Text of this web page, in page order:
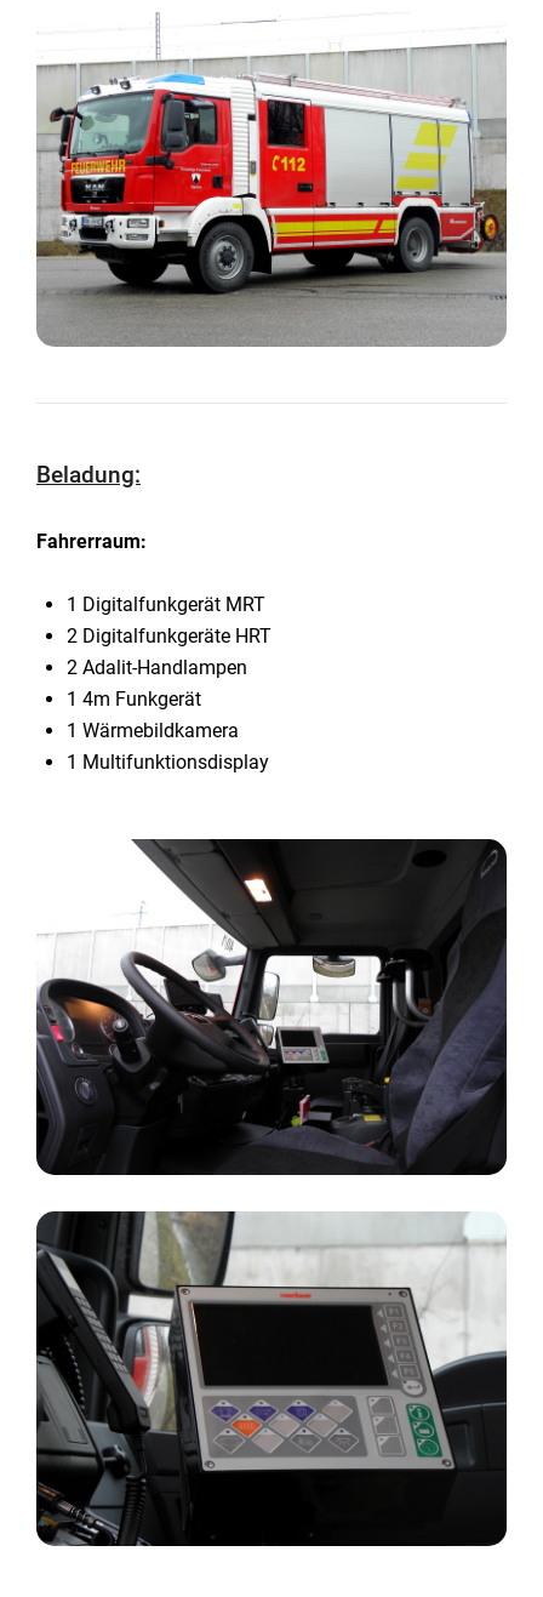
Beladung:
Fahrerraum:
1 Digitalfunkgerät MRT
2 Digitalfunkgeräte HRT
2 Adalit-Handlampen
1 4m Funkgerät
1 Wärmebildkamera
1 Multifunktionsdisplay